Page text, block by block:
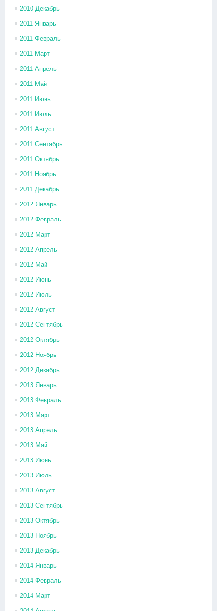
2010 Декабрь
2011 Январь
2011 Февраль
2011 Март
2011 Апрель
2011 Май
2011 Июнь
2011 Июль
2011 Август
2011 Сентябрь
2011 Октябрь
2011 Ноябрь
2011 Декабрь
2012 Январь
2012 Февраль
2012 Март
2012 Апрель
2012 Май
2012 Июнь
2012 Июль
2012 Август
2012 Сентябрь
2012 Октябрь
2012 Ноябрь
2012 Декабрь
2013 Январь
2013 Февраль
2013 Март
2013 Апрель
2013 Май
2013 Июнь
2013 Июль
2013 Август
2013 Сентябрь
2013 Октябрь
2013 Ноябрь
2013 Декабрь
2014 Январь
2014 Февраль
2014 Март